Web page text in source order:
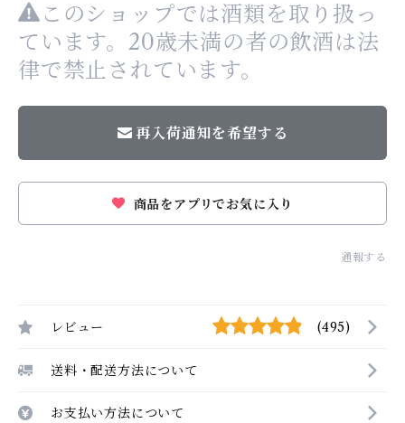
このショップでは酒類を取り扱っ
ています。20歳未満の者の飲酒は法
律で禁止されています。
再入荷通知を希望する
商品をアプリでお気に入り
通報する
レビュー (495)
送料・配送方法について
お支払い方法について